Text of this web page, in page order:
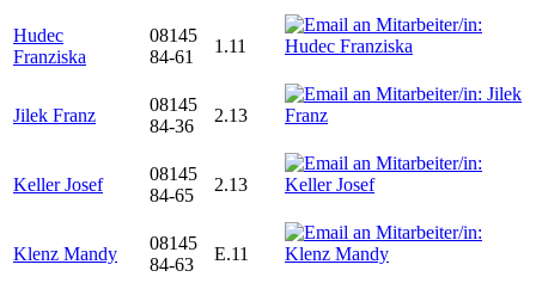
Hudec
Franziska
08145
84-61
1.11
Jilek Franz
08145
84-36
2.13
Keller Josef
08145
84-65
2.13
Klenz Mandy
08145
84-63
E.11